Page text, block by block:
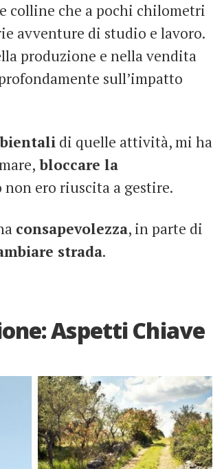
colline che a pochi chilometri
avventure di studio e lavoro.
produzione e nella vendita
sull’impatto
di quelle attività, mi ha
bloccare la
non ero riuscita a gestire.
consapevolezza, in parte di
strada.
Aspetti Chiave